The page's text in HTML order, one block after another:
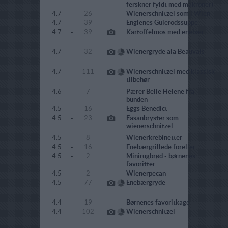
ferskner fyldt med makroner)
4.7
- 26
Wienerschnitzel som i Wien
4.7
- 39
Englenes Gulerodssuppe
4.7
- 39 Kartoffelmos med enebær
4.7 - 32 Wienergryde ala Beauvais
4.7 - 111
Wienerschnitzel med klassisk
tilbehør
4.6
- 7
Pærer Belle Helene fra
bunden
4.5
- 16
Eggs Benedict
4.5
- 23
Fasanbryster som
wienerschnitzel
4.5
- 8
Wienerkrebinetter
4.5
- 16
Enebærgrillede foreller
4.5
- 2
Minirugbrød - børnenes
favoritter
4.5
- 2
Wienerpecan
4.5
- 77 Enebærgryde
4.4 - 19
Børnenes favoritkage
4.4
- 102 Wienerschnitzel